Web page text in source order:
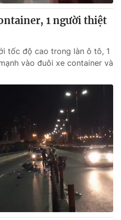
1 người thiệt
tốc độ cao trong làn ô tô, 1
vào đuôi xe container và